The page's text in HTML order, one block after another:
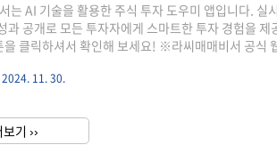
는 AI 기술을 활용한 주식 투자 도우미 앱입니다. 실
과 공개로 모든 투자자에게 스마트한 투자 경험을
을 클릭하셔서 확인해 보세요! ※라씨매매비서 공식
분의 든든한 조력자가 되어드립니다. AI 기술을 활용
수 있는지 함께 알아보겠습니다. 라씨매매비서란?
주식 투자를 돕는 앱입니다.이 앱은 주식 시장의 모든
2024. 11. 30.
보기 ››